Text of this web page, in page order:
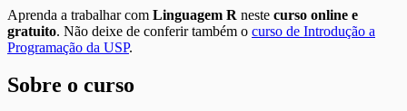
Aprenda a trabalhar com Linguagem R neste curso online e
gratuito. Não deixe de conferir também o curso de Introdução a
Programação da USP.
Sobre o curso